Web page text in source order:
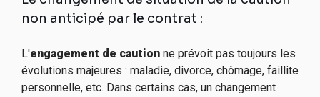
non anticipé par le contrat :
L'engagement de cautionne prévoit pas toujours les
évolutions majeures : maladie, divorce, chômage, faillite
personnelle, etc. Dans certains cas, un changement